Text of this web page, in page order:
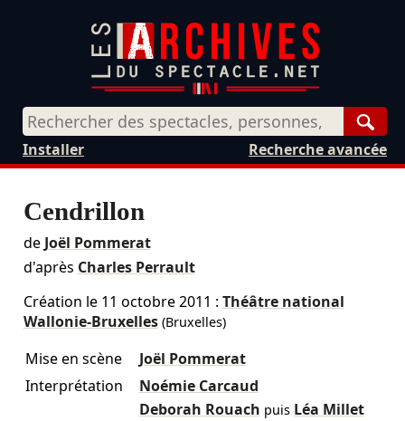
Recherche avancée
Installer
Cendrillon
de Joël Pommerat
d'après Charles Perrault
Création le 11 octobre 2011 : Théâtre national
Wallonie-Bruxelles(Bruxelles)
Mise en scène
Joël Pommerat
Interprétation
Noémie Carcaud
Deborah Rouach puis Léa Millet